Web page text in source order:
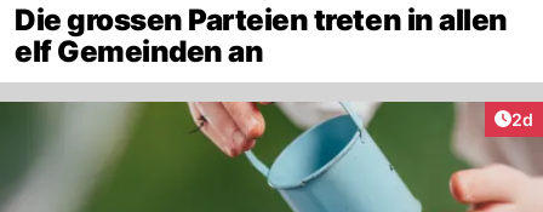
Die grossen Parteien treten in allen
elf Gemeinden an
2d